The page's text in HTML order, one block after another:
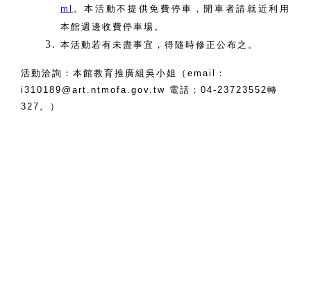
ml
。本活動不提供免費停車，開車者請就近利用
本館週邊收費停車場。
本活動若有未盡事宜，得隨時修正公布之。
活動洽詢：本館教育推廣組吳小姐（email：
i310189@art.ntmofa.gov.tw 電話：04-23723552轉
327。）